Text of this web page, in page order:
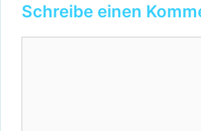
Schreibe einen